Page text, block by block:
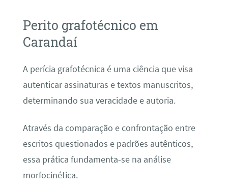
Perito grafotécnico em
Carandaí
A perícia grafotécnica é uma ciência que visa
autenticar assinaturas e textos manuscritos,
determinando sua veracidade e autoria.
Através da comparação e confrontação entre
escritos questionados e padrões autênticos,
essa prática fundamenta-se na análise
morfocinética.